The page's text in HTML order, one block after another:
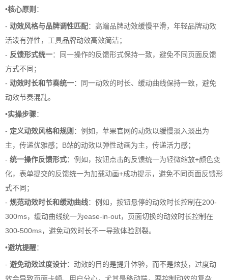
•核心原则 ：
- 动效风格与品牌调性匹配：高端品牌动效缓慢平滑，年轻品牌动效
活泼有弹性，工具品牌动效高效简洁；
- 反馈形式统一：同一操作的反馈形式保持一致，避免不同页面反馈
方式不同；
- 动效时长和节奏统一：同一动效的时长、缓动曲线保持一致，避免
动效节奏混乱。
•实操步骤：
- 定义动效风格和规则 ：例如，苹果官网的动效以缓慢淡入淡出为
主，传递优雅感；B站的动效以弹性动画为主，传递活力感；
- 统一操作反馈形式：例如，按钮点击的反馈统一为轻微缩放+颜色变
化，表单提交的反馈统一为加载动画+成功提示，避免不同页面反馈形
式不同；
- 规范动效时长和缓动曲线：例如，按钮悬停的动效时长控制在200-
300ms，缓动曲线统一为ease-in-out，页面切换的动效时长控制在
300-500ms，避免动效时长不一导致体验割裂。
•避坑提醒：
- 避免动效过度设计：动效的目的是提升体验，而不是炫技，过度动
效会导致页面卡顿、用户分心，尤其是移动端，要控制动效的复杂